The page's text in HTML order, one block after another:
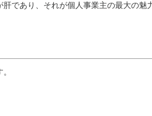
であり、それが個人事業主の最大の魅